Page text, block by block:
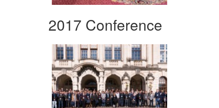
2017 Conference